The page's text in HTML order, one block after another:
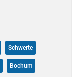
Schwerte
Bochum